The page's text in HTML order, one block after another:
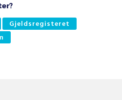
Gjeldsregisteret